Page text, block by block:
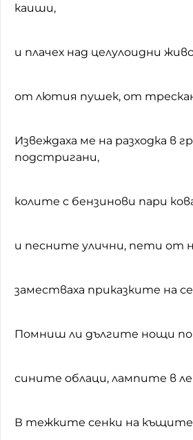
каиши,
и плачех над целулоидни
от лютия пушек, от
Извеждаха ме на разходка в
подстригани,
колите с бензинови пари
и песните улични, пети от
заместваха приказките на
Помниш ли дългите нощи
сините облаци, лампите в
В тежките сенки на къщите,